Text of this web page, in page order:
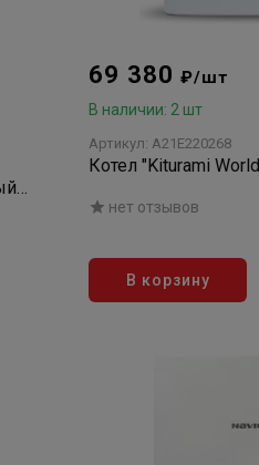
69 380₽/шт
В наличии: 2 шт
Артикул: A21E220268
Котел "Kiturami
нет отзывов
В корзину